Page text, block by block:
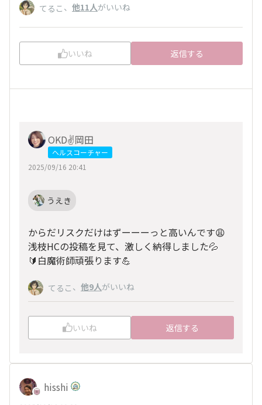
てるこ 、 他11人がいいね
いいね 返信する
OKD✌️岡田
ヘルスコーチャー
2025/09/16 20:41
うえき
からだリスクだけはずーーーっと高いんです😩
浅枝HCの投稿を見て、激しく納得しました💦
🔰白魔術師頑張ります💪
てるこ 、 他9人がいいね
いいね 返信する
hisshi